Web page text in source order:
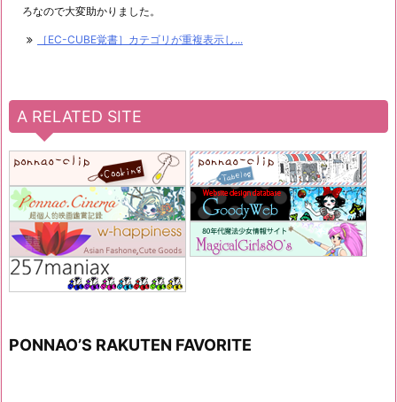
ろなので大変助かりました。
［EC-CUBE覚書］カテゴリが重複表示し...
A RELATED SITE
PONNAO’S RAKUTEN FAVORITE